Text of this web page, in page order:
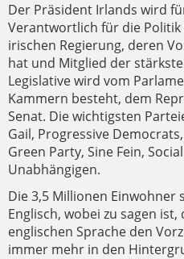
THE CUSTOM
QUAY AUS GESEHEN,
STATUEN AUF
Der Präsident Irlands wird
Verantwortlich für die
irischen Regierung, deren
hat und Mitglied der
Legislative wird vom
Kammern besteht, dem
Senat. Die wichtigsten
Gail, Progressive
Green Party, Sine Fein,
Unabhängigen.
Die 3,5 Millionen Einwohner
Englisch, wobei zu sagen
englischen Sprache den
immer mehr in den